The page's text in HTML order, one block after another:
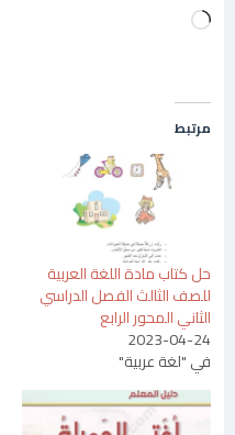
جاري
مرتبط
حل كتاب مادة اللغة العربية
للصف الثالث الفصل الدراسي
الثاني المحور الرابع
2023-04-24
في "لغة عربية"